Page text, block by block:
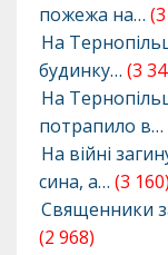
пожежа на…
На
будинку… (3
На
потрапило в…
На війні
сина, а… (3 160)
Священники
(2 968)